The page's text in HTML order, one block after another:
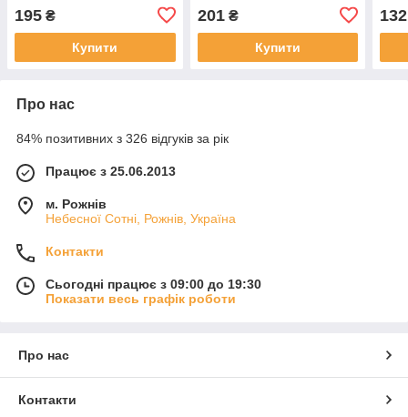
195 ₴
Купити
201₴
Купити
132
Про нас
84% позитивних з 326 відгуків за рік
Працює з 25.06.2013
м. Рожнів
Небесної Сотні, Рожнів, Україна
Контакти
Сьогодні працює з 09:00 до 19:30
Показати весь графік роботи
Про нас
Контакти